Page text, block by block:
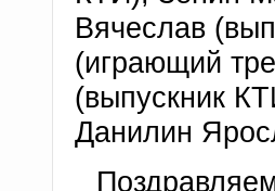
Вячеслав
(играющий
(выпускник
Данилин